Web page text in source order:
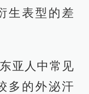
生表型的差
亚人中常见
多的外泌汗